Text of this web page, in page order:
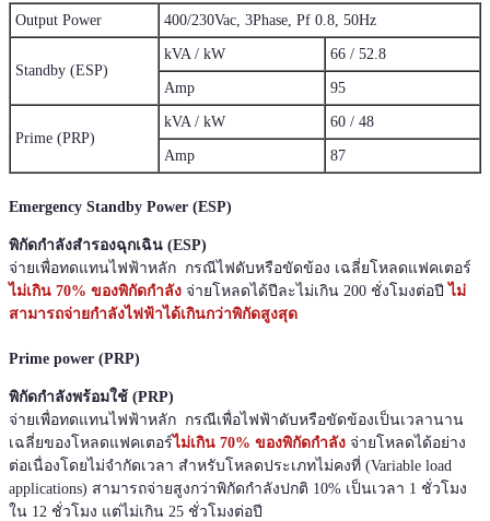
Output Power 400/230Vac, 3Phase, Pf 0.8, 50Hz
Standby (ESP)
kVA / kW 66 / 52.8
Amp 95
Prime (PRP)
kVA / kW 60 / 48
Amp 87
Emergency Standby Power (ESP)
พิกัดกำลังสำรองฉุกเฉิน (ESP)
จ่ายเพื่อทดแทนไฟฟ้าหลัก กรณีไฟดับหรือขัดข้อง เฉลี่ยโหลดแฟคเตอร์
ไม่เกิน 70% ของพิกัดกำลัง จ่ายโหลดได้ปีละไม่เกิน 200 ชั่งโมงต่อปี ไม่
สามารถจ่ายกำลังไฟฟ้าได้เกินกว่าพิกัดสูงสุด
Prime power (PRP)
พิกัดกำลังพร้อมใช้ (PRP)
จ่ายเพื่อทดแทนไฟฟ้าหลัก กรณีเพื่อไฟฟ้าดับหรือขัดข้องเป็นเวลานาน
เฉลี่ยของโหลดแฟคเตอร์ไม่เกิน 70% ของพิกัดกำลัง จ่ายโหลดได้อย่าง
ต่อเนื่องโดยไม่จำกัดเวลา สำหรับโหลดประเภทไม่คงที่ (Variable load
applications) สามารถจ่ายสูงกว่าพิกัดกำลังปกติ 10% เป็นเวลา 1 ชั่วโมง
ใน 12 ชั่วโมง แต่ไม่เกิน 25 ชั่วโมงต่อปี